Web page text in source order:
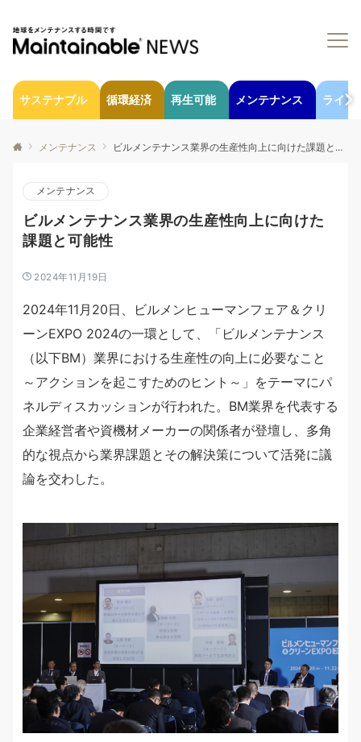
サステナブル 循環経済 再生可能 メンテナンス ライフ
メンテナンス ビルメンテナンス業界の生産性向上に向けた課題と可能性
メンテナンス
ビルメンテナンス業界の生産性向上に向けた
課題と可能性
2024年11月19日
2024年11月20日、ビルメンヒューマンフェア＆クリ
ーンEXPO 2024の一環として、「ビルメンテナンス
（以下BM）業界における生産性の向上に必要なこと
～アクションを起こすためのヒント～」をテーマにパ
ネルディスカッションが行われた。BM業界を代表する
企業経営者や資機材メーカーの関係者が登壇し、多角
的な視点から業界課題とその解決策について活発に議
論を交わした。